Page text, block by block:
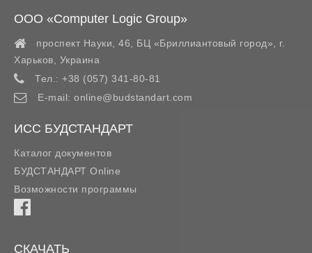
ООО «Computer Logic Group»
проспект Науки, 46, БЦ «Бриллиантовый город»,
г.
Харьков
Украина
Тел.: +38 (057) 341-80-81
E-mail: online@budstandart.com
ИСС БУДСТАНДАРТ
Каталог документов
БУДСТАНДАРТ Online
Возможности программы
СКАЧАТЬ